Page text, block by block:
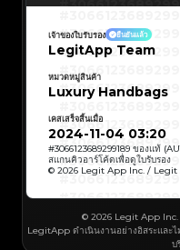
เจ้าของใบรับรอง ยืนยันแล้ว
LegitApp Team
หมวดหมู่สินค้า
Luxury Handbags
เคสเสร็จสิ้นเมื่อ
2024-11-04 03:20
#3066123689299189 ของแท้
สแกนคิวอาร์โค้ดเพื่อดูใบรับรอง
© 2026 Legit App Inc. /
© 2026 Legit App
LegitApp ดำเนินงานอย่างอิสระและ
บ